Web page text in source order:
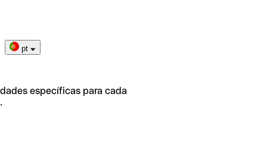
pt
específicas para cada